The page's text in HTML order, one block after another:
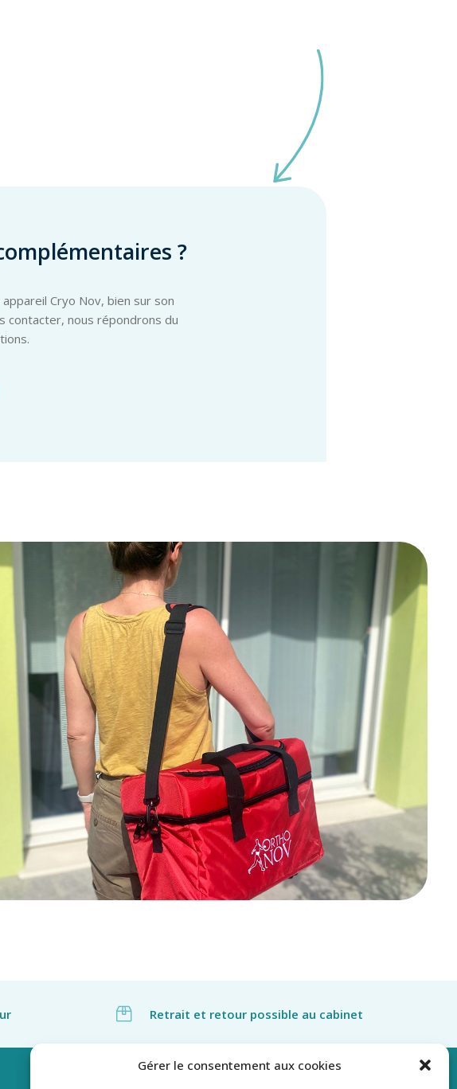
Gérer le consentement aux cookies
?
Cryo Nov, bien sur son
contacter, nous répondrons du
Retrait et retour possible au cabinet